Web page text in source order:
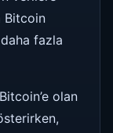
Bitcoin
fazla
olan